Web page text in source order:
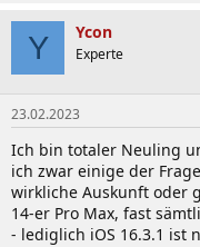
k
t
o
n
e
n
:
Y Ycon
Experte
23.02.2023
Ich bin totaler Neuling
ich zwar einige der
wirkliche Auskunft oder
14-er Pro Max, fast
- lediglich iOS 16.3.1 ist